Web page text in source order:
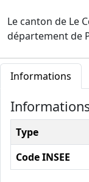
Le canton de Le
département de
Informations
Type
Code INSEE